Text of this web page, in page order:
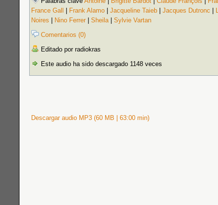
France Gall
Frank Alamo Jacqueline Taieb Jacques Dutronc
Noires
Nino Ferrer Sheila| Sylvie Vartan
Comentarios (0)
Editado por radiokras
Este audio ha sido descargado 1148 veces
Descargar audio MP3 (60 MB | 63:00 min)